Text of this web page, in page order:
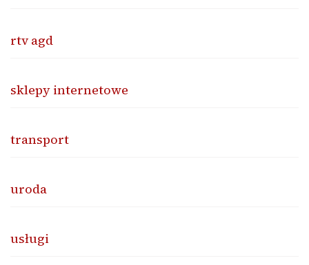
rtv agd
sklepy internetowe
transport
uroda
usługi